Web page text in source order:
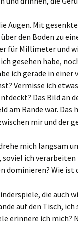
Augen. Mit
den Boden zu
für Millimeter und
gesehen habe,
ich gerade in
Vermisse ich
Das Bild an
am Rande war.
mir und der
mich langsam
ich verarbeiten
dominieren? Wie ist
die auch
auf den Tisch,
erinnere ich mich?